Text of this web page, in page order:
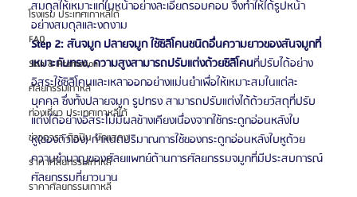
โรงแรม ประเทศเกาหลีใต้
FAQ
Skin & Promotion
ศัลยกรรมเกาหลี
ท่องเที่ยว ประเทศเกาหลีใต้
ข่าวดารา ศิลปิน นักแสดง
ราคาศัลยกรรมเกาหลี
ราคาศัลยกรรมเกาหลี
สมดุลให้เหมาะแก่ใบหน้าอย่างละเอียดรอบคอบ จึงทำให้ได้รูปหน้า
อย่างสมดุลและงดงาม
Step 2: สันจมูก ปลายจมูก ใช้ซิลิโคนชนิดอื่นความยาวของสันจมูกที่
เหมาะกับทรง, ความสูงสามารถปรับแต่งด้วยซิลิโคนที่ปรับได้อย่าง
อิสระใช้ซิลิโคนและเหลาออกอย่างแม่นยำเพื่อให้เหมาะสมในแต่ละ
บุคคล ซึ่งทั้งปลายจมูก รูปทรง สามารถปรับแต่งได้ด้วยวัสดุที่ปรับ
แต่งได้อย่างอิสระไม่มีผลข้างเคียงเนื่องจากใช้กระดูกอ่อนหลังใบ
หู(ของตัวเอง) กำหนดปริมาณการใช้ของกระดูกอ่อนหลังใบหูด้วย
ความชำนาญของศัลยแพทย์ด้านการศัลยกรรมจมูกที่มีประสบการณ์
ศัลยกรรมที่ยาวนาน